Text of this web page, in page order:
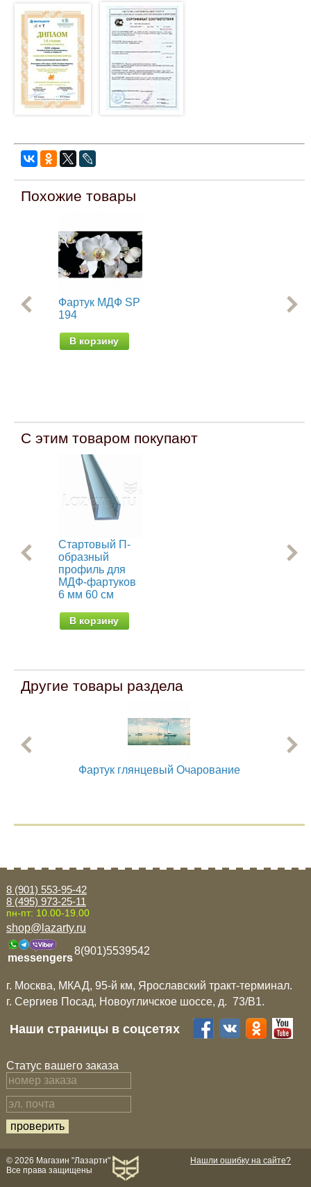
Похожие товары
Фартук МДФ SP
194
В корзину
С этим товаром покупают
Стартовый П-
образный
профиль для
МДФ-фартуков
6 мм 60 см
В корзину
Другие товары раздела
Фартук глянцевый Очарование
8 (901) 553-95-42
8 (495) 973-25-11
пн-пт: 10.00-19.00
shop@lazarty.ru
messengers
8(901)5539542
г. Москва, МКАД, 95-й км, Ярославский тракт-терминал.
г. Сергиев Посад, Новоугличское шоссе, д. 73/B1.
Наши страницы в соцсетях
Статус вашего заказа
Нашли ошибку на сайте?
© 2026 Магазин "Лазарти"
Все права защищены